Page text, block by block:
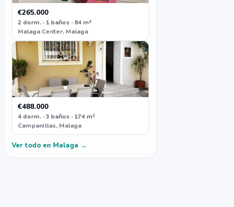
€265.000
2 dorm. · 1 baños · 84 m²
Malaga Center, Malaga
€488.000
4 dorm. · 3 baños · 174 m²
Campanillas, Malaga
Ver todo en Malaga →